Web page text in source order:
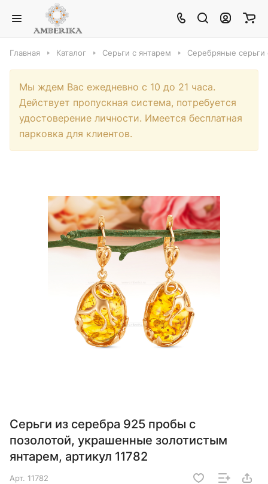
Главная Каталог Серьги с янтарем Серебряные серьги
Мы ждем Вас ежедневно с 10 до 21 часа.
Действует пропускная система, потребуется
удостоверение личности. Имеется бесплатная
парковка для клиентов.
Серьги из серебра 925 пробы с
позолотой, украшенные золотистым
янтарем, артикул 11782
Арт. 11782